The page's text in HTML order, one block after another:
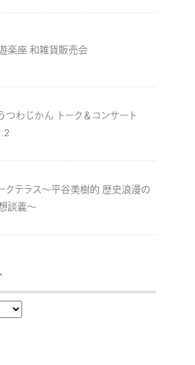
楽座 和雑貨販売会
つわじかん トーク＆コンサート
クテラス～平谷美樹的 歴史浪漫の
談義～